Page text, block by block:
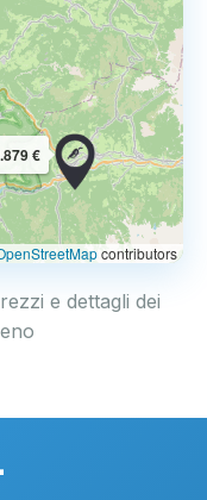
€
contributors
e dettagli dei